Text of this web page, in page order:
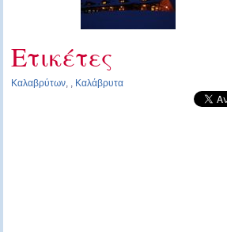
Ετικέτες
Καλαβρύτων, , Καλάβρυτα